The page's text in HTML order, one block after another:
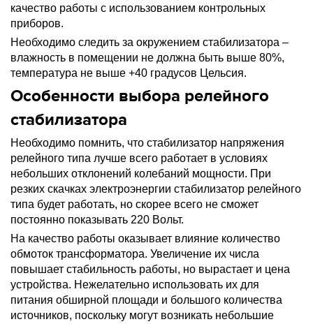
качество работы с использованием контрольных
приборов.
Необходимо следить за окружением стабилизатора –
влажность в помещении не должна быть выше 80%,
температура не выше +40 градусов Цельсия.
Особенности выбора релейного
стабилизатора
Необходимо помнить, что стабилизатор напряжения
релейного типа лучше всего работает в условиях
небольших отклонений колебаний мощности. При
резких скачках электроэнергии стабилизатор релейного
типа будет работать, но скорее всего не сможет
постоянно показывать 220 Вольт.
На качество работы оказывает влияние количество
обмоток трансформатора. Увеличение их числа
повышает стабильность работы, но вырастает и цена
устройства. Нежелательно использовать их для
питания обширной площади и большого количества
источников, поскольку могут возникать небольшие